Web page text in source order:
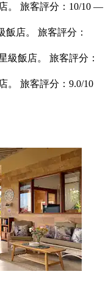
。 旅客評分：10/10 —
飯店。 旅客評分：
級飯店。 旅客評分：
。 旅客評分：9.0/10